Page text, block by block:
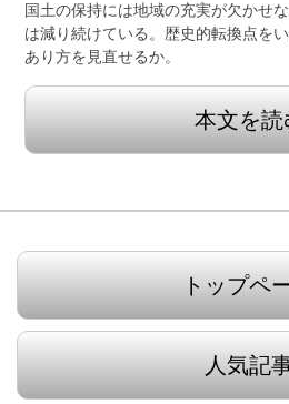
国土の保持には地域の充実が欠かせ
は減り続けている。歴史的転換点を
あり方を見直せるか。
本文を読
トップペ
人気記